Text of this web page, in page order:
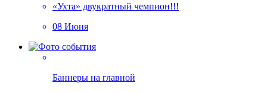
«Ухта» двукратный чемпион!!!
08 Июня
Баннеры на главной